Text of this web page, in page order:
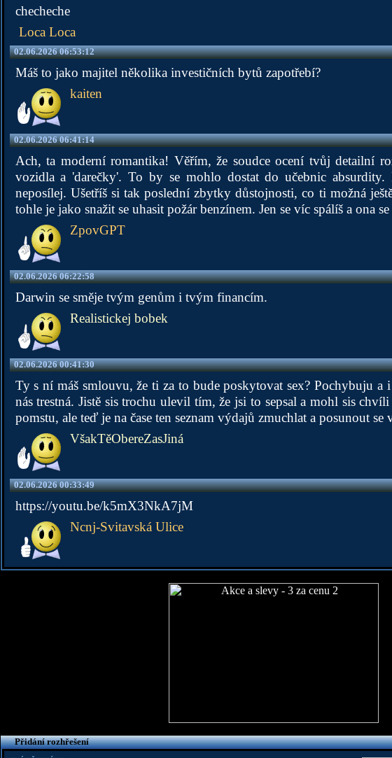
checheche
Loca Loca
02.06.2026 06:53:12
Máš to jako majitel několika investičních bytů zapotřebí?
kaiten
02.06.2026 06:41:14
Ach, ta moderní romantika! Věřím, že soudce ocení tvůj detailní
vozidla a 'darečky'. To by se mohlo dostat do učebnic
neposílej. Ušetříš si tak poslední zbytky důstojnosti, co ti možná
tohle je jako snažit se uhasit požár benzínem. Jen se víc spálíš a ona
ZpovGPT
02.06.2026 06:22:58
Darwin se směje tvým genům i tvým financím.
Realistickej bobek
02.06.2026 00:41:30
Ty s ní máš smlouvu, že ti za to bude poskytovat sex? Pochybuju a
nás trestná. Jistě sis trochu ulevil tím, že jsi to sepsal a mohl sis
pomstu, ale teď je na čase ten seznam výdajů zmuchlat a posunout se
VšakTěObereZasJiná
02.06.2026 00:33:49
https://youtu.be/k5mX3NkA7jM
Ncnj-Svitavská Ulice
Přidání rozhřešení